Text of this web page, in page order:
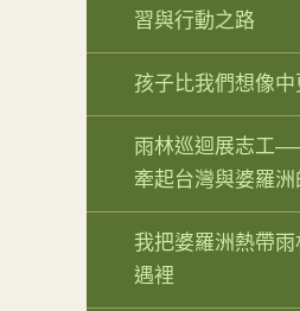
習與行動之路
孩子比我們想像
雨林巡迴展志工
牽起台灣與婆羅洲
我把婆羅洲熱帶
遇裡